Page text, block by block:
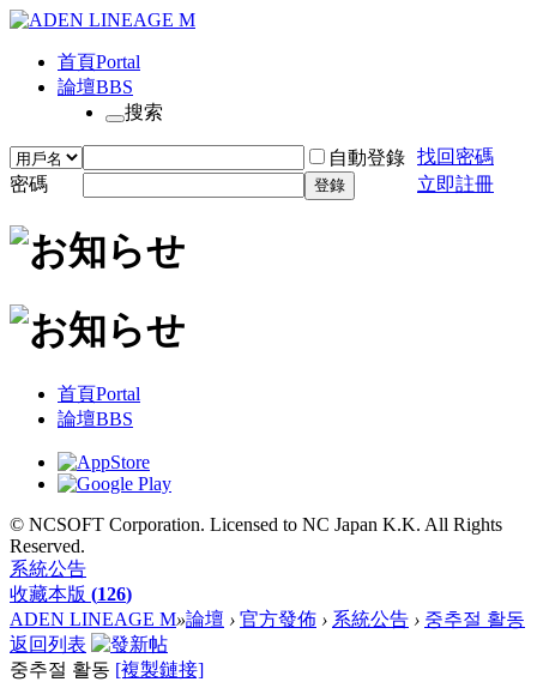
首頁Portal
論壇BBS
搜索
自動登錄 找回密碼
密碼
登錄 立即註冊
首頁Portal
論壇BBS
© NCSOFT Corporation. Licensed to NC Japan K.K. All Rights
Reserved.
系統公告
收藏本版 (126)
ADEN LINEAGE M»論壇 › 官方發佈 › 系統公告 › 중추절 활동
返回列表
중추절 활동 [複製鏈接]